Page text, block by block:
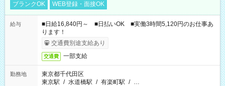
ブランクOK
WEB登録・面接OK
給与
■日給16,840円～ ■日払いOK ■実働3時間5,120円のお仕事あ
ります！
交通費別途支給あり
交通費 一部支給
勤務地
東京都千代田区
東京駅 / 水道橋駅 / 有楽町駅 / …